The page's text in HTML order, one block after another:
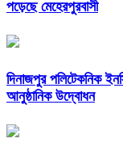
পড়েছে মেহেরপুরবাসী
দিনাজপুর পলিটেকনিক
আনুষ্ঠানিক উদ্বোধন